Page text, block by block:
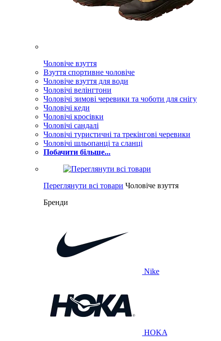
Чоловіче взуття
Взуття спортивне чоловіче
Чоловіче взуття для води
Чоловічі велінгтони
Чоловічі зимові черевики та чоботи для снігу
Чоловічі кеди
Чоловічі кросівки
Чоловічі сандалі
Чоловічі туристичні та трекінгові черевики
Чоловічі шльопанці та сланці
Побачити більше...
Переглянути всі товари Чоловіче взуття
Бренди
Nike
HOKA